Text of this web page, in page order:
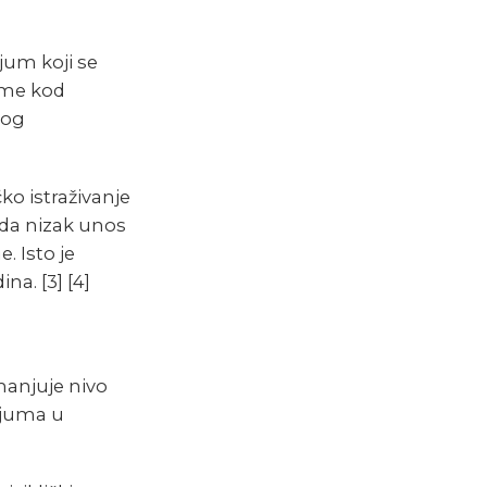
koji se
kod
istraživanje
nizak unos
Isto je
[3] [4]
nivo
u